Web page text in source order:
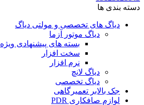
دسته بندی ها
دیاگ های تخصصی و مولتی دیاگ
دیاگ موتور آزما
بسته های پیشنهادی ویژه
سخت افزار
نرم افزار
دیاگ لانچ
دیاگ تخصصی
جک بالابر تعمیرگاهی
لوازم صافکاری PDR